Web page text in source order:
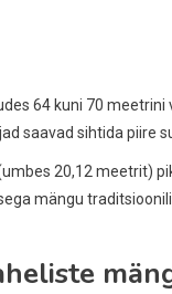
64 kuni 70 meetrini
saavad sihtida piire
20,12 meetrit)
mängu